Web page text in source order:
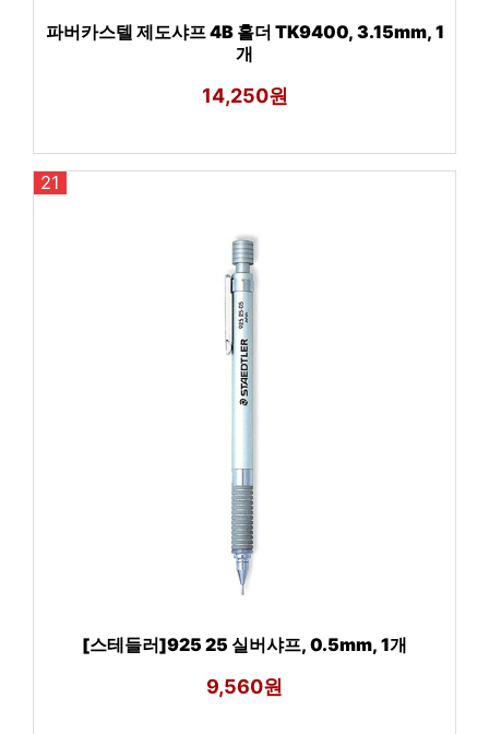
파버카스텔 제도샤프 4B 홀더 TK9400, 3.15mm, 1
개
14,250원
21
[스테들러]925 25 실버샤프, 0.5mm, 1개
9,560원